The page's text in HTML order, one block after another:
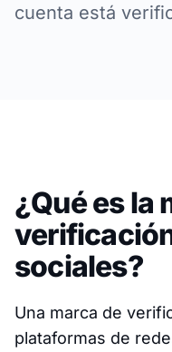
cuenta está
¿Qué es la
sociales?
Una marca de
plataformas de